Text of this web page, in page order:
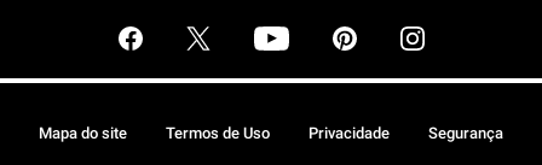
Mapa do site Termos de Uso Privacidade Segurança